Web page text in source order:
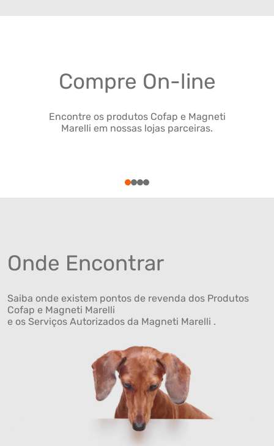
Compre On-line
Encontre os produtos Cofap e Magneti
Marelli em nossas lojas parceiras.
1234
Onde Encontrar
Saiba onde existem pontos de revenda dos Produtos
Cofap e Magneti Marelli
e os Serviços Autorizados da Magneti Marelli .